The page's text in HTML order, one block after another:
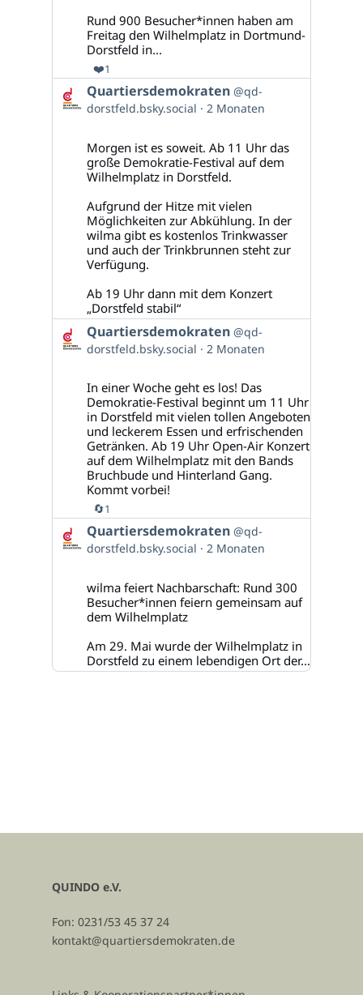
Rund 900 Besucher*innen haben am
Freitag den Wilhelmplatz in Dortmund-
Dorstfeld in...
❤️1
Beitrag
von
Quartiersdemokraten
Bluesky
ansehen
Quartiersdemokraten @qd-
dorstfeld.bsky.social
2 Monaten
Morgen ist es soweit. Ab 11 Uhr das
große Demokratie-Festival auf dem
Wilhelmplatz in Dorstfeld.
Aufgrund der Hitze mit vielen
Möglichkeiten zur Abkühlung. In der
wilma gibt es kostenlos Trinkwasser
und auch der Trinkbrunnen steht zur
Verfügung.
Ab 19 Uhr dann mit dem Konzert
„Dorstfeld stabil“
Beitrag
von
Quartiersdemokraten
Bluesky
ansehen
Quartiersdemokraten @qd-
dorstfeld.bsky.social
2 Monaten
In einer Woche geht es los! Das
Demokratie-Festival beginnt um 11 Uhr
in Dorstfeld mit vielen tollen Angeboten
und leckerem Essen und erfrischenden
Getränken. Ab 19 Uhr Open-Air Konzert
auf dem Wilhelmplatz mit den Bands
Bruchbude und Hinterland Gang.
Kommt vorbei!
🔄1
Beitrag
von
Quartiersdemokraten
Bluesky
ansehen
Quartiersdemokraten @qd-
dorstfeld.bsky.social
2 Monaten
wilma feiert Nachbarschaft: Rund 300
Besucher*innen feiern gemeinsam auf
dem Wilhelmplatz
Am 29. Mai wurde der Wilhelmplatz in
Dorstfeld zu einem lebendigen Ort der...
QUINDO e.V.
Fon: 0231/53 45 37 24
kontakt@quartiersdemokraten.de